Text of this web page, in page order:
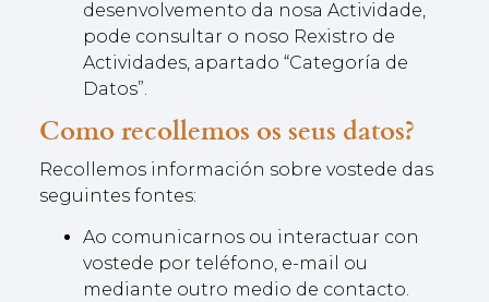
desenvolvemento da nosa Actividade,
pode consultar o noso Rexistro de
Actividades, apartado “Categoría de
Datos”.
Como recollemos os seus datos?
Recollemos información sobre vostede das
seguintes fontes:
Ao comunicarnos ou interactuar con
vostede por teléfono, e-mail ou
mediante outro medio de contacto.